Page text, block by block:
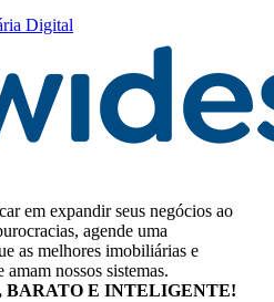
Digital
em expandir seus negócios ao
agende uma
as melhores imobiliárias e
nossos sistemas.
BARATO E INTELIGENTE!